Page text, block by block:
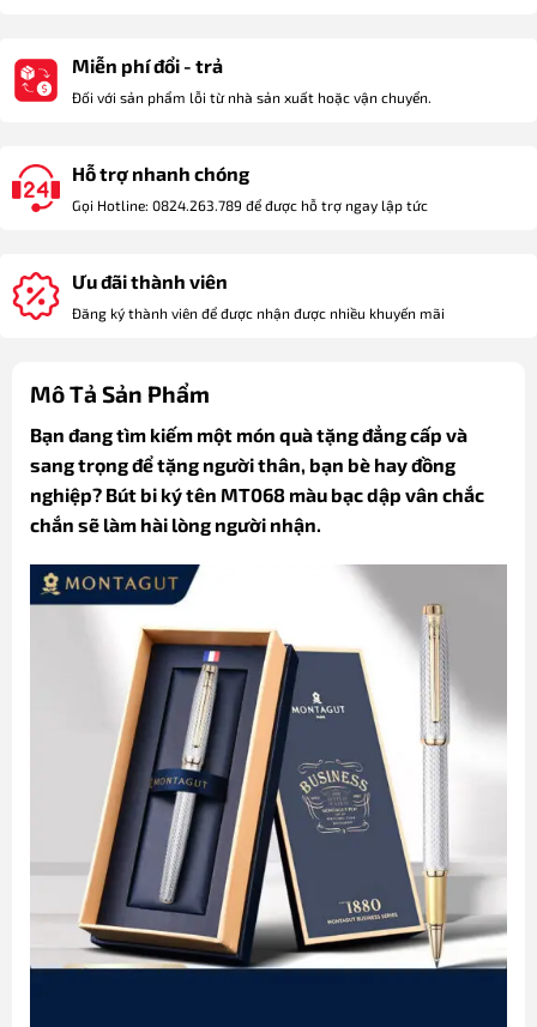
Miễn phí đổi - trả
Đối với sản phẩm lỗi từ nhà sản xuất hoặc vận chuyển.
Hỗ trợ nhanh chóng
Gọi Hotline: 0824.263.789 để được hỗ trợ ngay lập tức
Ưu đãi thành viên
Đăng ký thành viên để được nhận được nhiều khuyến mãi
Mô Tả Sản Phẩm
Bạn đang tìm kiếm một món quà tặng đẳng cấp và
sang trọng để tặng người thân, bạn bè hay đồng
nghiệp? Bút bi ký tên MT068 màu bạc dập vân chắc
chắn sẽ làm hài lòng người nhận.